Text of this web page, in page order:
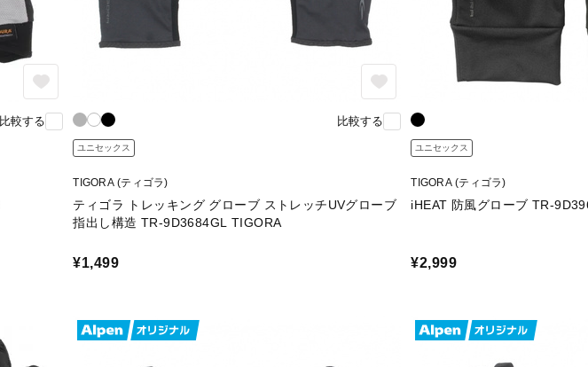
比較する 比較する
ユニセックス
TIGORA (ティゴラ)
ティゴラ トレッキング グローブ ストレッチUVグローブ
指出し構造 TR-9D3684GL TIGORA
¥1,499
ユニセックス
TIGORA (ティゴラ)
iHEAT 防風グローブ TR-
¥2,999